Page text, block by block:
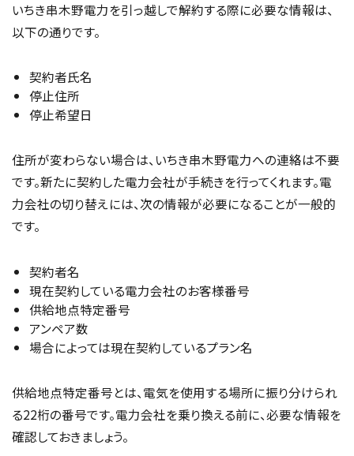
いちき串木野電力を引っ越しで解約する際に必要な情報は、
以下の通りです。
契約者氏名
停止住所
停止希望日
住所が変わらない場合は、いちき串木野電力への連絡は不要
です。新たに契約した電力会社が手続きを行ってくれます。電
力会社の切り替えには、次の情報が必要になることが一般的
です。
契約者名
現在契約している電力会社のお客様番号
供給地点特定番号
アンペア数
場合によっては現在契約しているプラン名
供給地点特定番号とは、電気を使用する場所に振り分けられ
る22桁の番号です。電力会社を乗り換える前に、必要な情報を
確認しておきましょう。